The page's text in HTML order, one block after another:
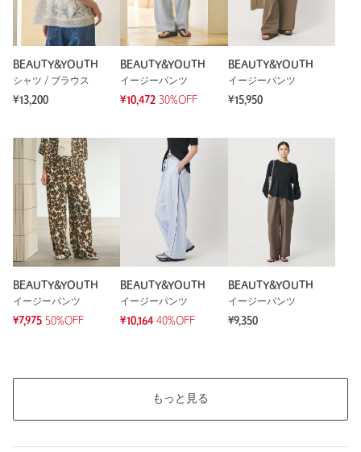
性別： 女性
年代：50代後半
普段の着用サイズ： M
1人が参考になったと回答
※レビューは、個人の主観による感想・体感によるもので、商品の効果や性
能を保証するものではありません。
もっと見る
BEAUTY&YOUTH
シャツ / ブラウス
¥13,200
BEAUTY&YOUTH
イージーパンツ
¥10,472 30%OFF
BEAUTY&YOUTH
イージーパンツ
¥15,950
BEAUTY&YOUTH
イージーパンツ
¥7,975 50%OFF
BEAUTY&YOUTH
イージーパンツ
¥10,164 40%OFF
BEAUTY&YOUTH
イージーパンツ
¥9,350
もっと見る